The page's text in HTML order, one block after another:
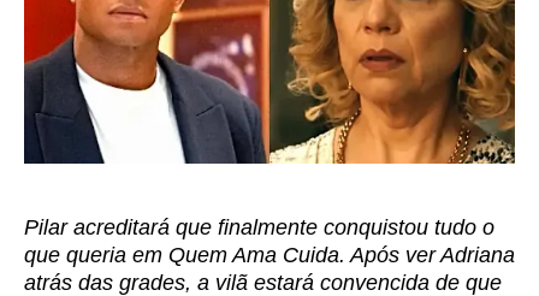
Pilar acreditará que finalmente conquistou tudo o
que queria em Quem Ama Cuida. Após ver Adriana
atrás das grades, a vilã estará convencida de que